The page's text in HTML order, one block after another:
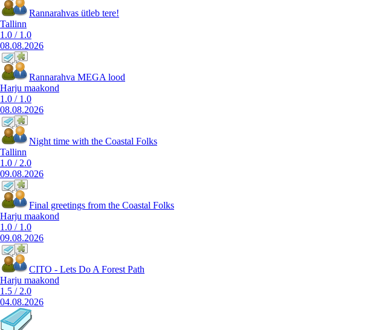
Rannarahvas ütleb tere!
Tallinn
1.0 / 1.0
08.08.2026
Rannarahva MEGA lood
Harju maakond
1.0 / 1.0
08.08.2026
Night time with the Coastal Folks
Tallinn
1.0 / 2.0
09.08.2026
Final greetings from the Coastal Folks
Harju maakond
1.0 / 1.0
09.08.2026
CITO - Lets Do A Forest Path
Harju maakond
1.5 / 2.0
04.08.2026